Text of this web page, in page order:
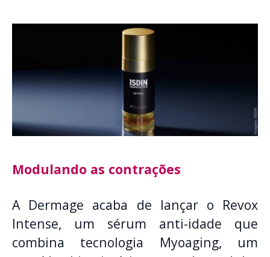
Modulando as contrações
A Dermage acaba de lançar o Revox
Intense, um sérum anti-idade que
combina tecnologia Myoaging, um